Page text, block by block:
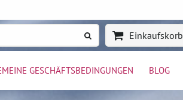
Einkaufskorb
GESCHÄFTSBEDINGUNGEN BLOG